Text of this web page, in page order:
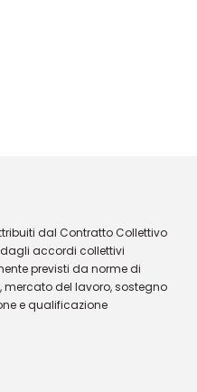
dal Contratto Collettivo
dagli accordi collettivi
previsti da norme di
del lavoro, sostegno
e qualificazione